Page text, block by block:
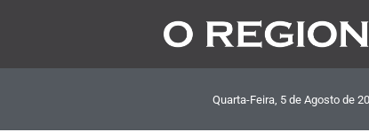
Quarta-Feira, 5de Agostode